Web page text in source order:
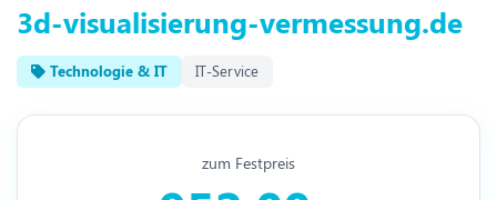
3d-visualisierung-vermessung.de
Technologie & IT IT-Service
zum Festpreis